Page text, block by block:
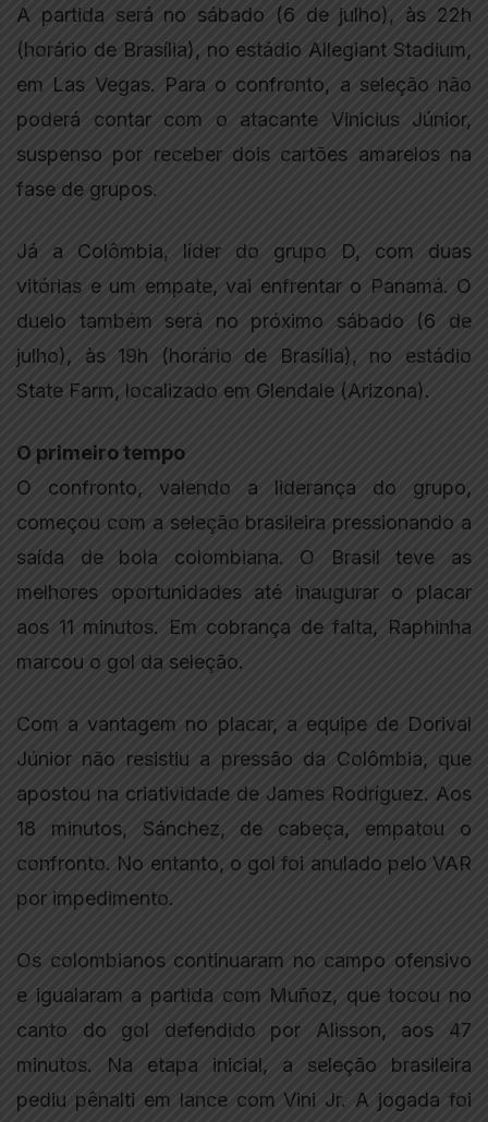
A partida será no sábado (6 de julho), às 22h
(horário de Brasília), no estádio Allegiant Stadium,
em Las Vegas. Para o confronto, a seleção não
poderá contar com o atacante Vinicius Júnior,
suspenso por receber dois cartões amarelos na
fase de grupos.
Já a Colômbia, líder do grupo D, com duas
vitórias e um empate, vai enfrentar o Panamá. O
duelo também será no próximo sábado (6 de
julho), às 19h (horário de Brasília), no estádio
State Farm, localizado em Glendale (Arizona).
O primeiro tempo
O confronto, valendo a liderança do grupo,
começou com a seleção brasileira pressionando a
saída de bola colombiana. O Brasil teve as
melhores oportunidades até inaugurar o placar
aos 11 minutos. Em cobrança de falta, Raphinha
marcou o gol da seleção.
Com a vantagem no placar, a equipe de Dorival
Júnior não resistiu a pressão da Colômbia, que
apostou na criatividade de James Rodríguez. Aos
18 minutos, Sánchez, de cabeça, empatou o
confronto. No entanto, o gol foi anulado pelo VAR
por impedimento.
Os colombianos continuaram no campo ofensivo
e igualaram a partida com Muñoz, que tocou no
canto do gol defendido por Alisson, aos 47
minutos. Na etapa inicial, a seleção brasileira
pediu pênalti em lance com Vini Jr. A jogada foi